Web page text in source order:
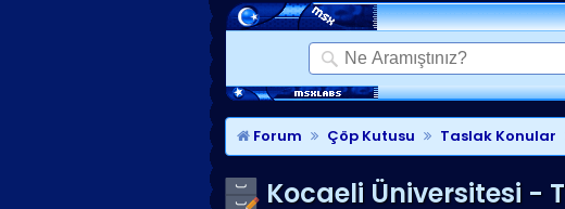
Forum Çöp Kutusu Taslak Konular
Kocaeli Üniversitesi -